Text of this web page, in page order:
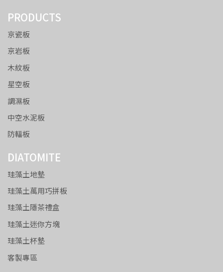
PRODUCTS
京瓷板
京岩板
木紋板
星空板
調濕板
中空水泥板
防輻板
DIATOMITE
珪藻土地墊
珪藻土萬用巧拼板
珪藻土隱茶禮盒
珪藻土迷你方塊
珪藻土杯墊
客製專區